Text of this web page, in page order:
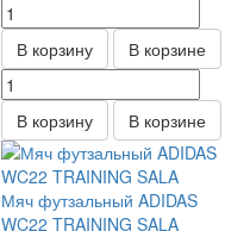
В корзину В корзине
В корзину В корзине
Мяч футзальный ADIDAS
WC22 TRAINING SALA